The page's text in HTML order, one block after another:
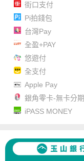
街口支付
Pi拍錢包
台灣Pay
全盈+PAY
悠遊付
全支付
Apple Pay
銀角零卡-無卡分期
iPASS MONEY